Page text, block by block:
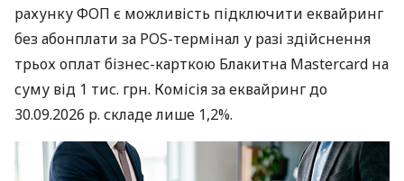
рахунку ФОП є можливість підключити еквайринг
без абонплати за POS-термінал у разі здійснення
трьох оплат бізнес-карткою Блакитна Mastercard на
суму від 1 тис. грн. Комісія за еквайринг до
30.09.2026 р. складе лише 1,2%.